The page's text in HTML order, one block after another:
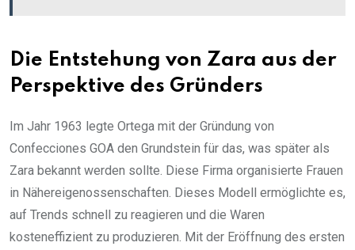
Die Entstehung von Zara aus der
Perspektive des Gründers
Im Jahr 1963 legte Ortega mit der Gründung von
Confecciones GOA den Grundstein für das, was später als
Zara bekannt werden sollte. Diese Firma organisierte Frauen
in Nähereigenossenschaften. Dieses Modell ermöglichte es,
auf Trends schnell zu reagieren und die Waren
kosteneffizient zu produzieren. Mit der Eröffnung des ersten